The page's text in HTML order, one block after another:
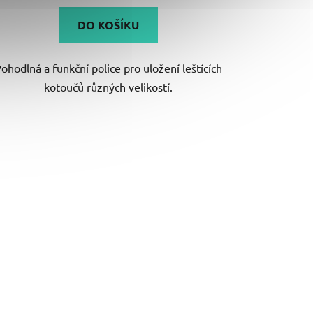
z
hvězdiček.
DO KOŠÍKU
a funkční police pro uložení leštících
kotoučů různých velikostí.